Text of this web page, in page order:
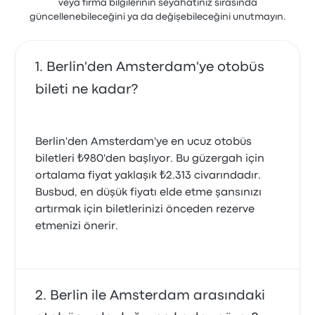
veya firma bilgilerinin seyahatiniz sırasında
güncellenebileceğini ya da değişebileceğini unutmayın.
Berlin'den Amsterdam'ye otobüs
bileti ne kadar?
Berlin'den Amsterdam'ye en ucuz otobüs
biletleri ₺980'den başlıyor. Bu güzergah için
ortalama fiyat yaklaşık ₺2.313 civarındadır.
Busbud, en düşük fiyatı elde etme şansınızı
artırmak için biletlerinizi önceden rezerve
etmenizi önerir.
Berlin ile Amsterdam arasındaki